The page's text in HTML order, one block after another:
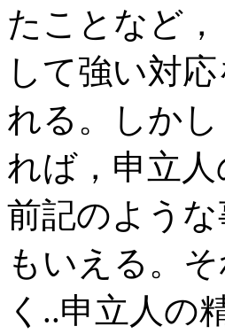
たことなど
して強い対
れる。しか
れば，申立
前記のよう
もいえる。
く..申立人の